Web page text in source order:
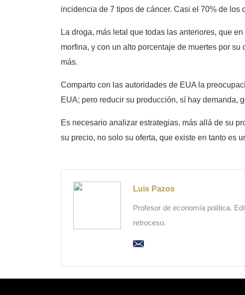
incidencia de 7 tipos de cáncer. Casi el 70% de los
La droga, más letal que todas las anteriores, que
morfina, y con un alto porcentaje de muertes por
más.
Comparto con las autoridades de EUA la
EUA; pero reducir su producción, sí hay demanda,
Es necesario analizar estrategias, más allá de su
su precio, no solo su oferta, que existe en tanto es
Luis Pazos
Profesor de economía política.
retroceso.